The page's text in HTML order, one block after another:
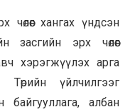
чөлөөг хангах үндсэн
засгийн эрх чөлөөг
хэрэгжүүлэх арга
Төрийн үйлчилгээг
байгууллага, албан